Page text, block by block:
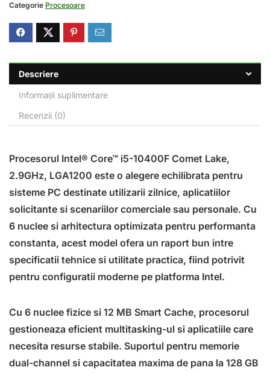
Categorie Procesoare
Descriere
Informații suplimentare
Recenzii (0)
Procesorul Intel® Core™ i5-10400F Comet Lake,
2.9GHz, LGA1200 este o alegere echilibrata pentru
sisteme PC destinate utilizarii zilnice, aplicatiilor
solicitante si scenariilor comerciale sau personale. Cu
6 nuclee si arhitectura optimizata pentru performanta
constanta, acest model ofera un raport bun intre
specificatii tehnice si utilitate practica, fiind potrivit
pentru configuratii moderne pe platforma Intel.
Cu 6 nuclee fizice si 12 MB Smart Cache, procesorul
gestioneaza eficient multitasking-ul si aplicatiile care
necesita resurse stabile. Suportul pentru memorie
dual-channel si capacitatea maxima de pana la 128 GB